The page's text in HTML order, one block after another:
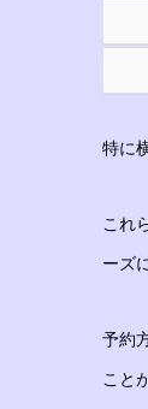
特に
これ
ーズ
予約
こと